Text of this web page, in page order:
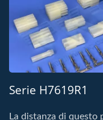
Serie H7619R1
La distanza di questo